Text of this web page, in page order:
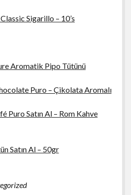
Sigarillo – 10’s
Aromatik Pipo Tütünü
Puro – Çikolata Aromalı
Puro Satın Al – Rom Kahve
Satın Al – 50gr